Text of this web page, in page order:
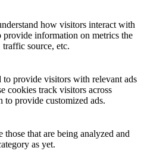
how visitors interact with
provide information on metrics the
source, etc.
to provide visitors with relevant ads
cookies track visitors across
to provide customized ads.
that are being analyzed and
as yet.